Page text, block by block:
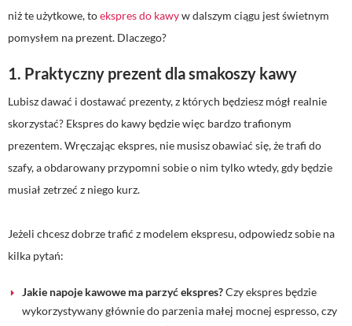
niż te użytkowe, toekspres do kawyw dalszym ciągu jest świetnym
pomysłem na prezent. Dlaczego?
1. Praktyczny prezent dla smakoszy kawy
Lubisz dawać i dostawać prezenty, z których będziesz mógł realnie
skorzystać? Ekspres do kawy będzie więc bardzo trafionym
prezentem. Wręczając ekspres, nie musisz obawiać się, że trafi do
szafy, a obdarowany przypomni sobie o nim tylko wtedy, gdy będzie
musiał zetrzeć z niego kurz.
Jeżeli chcesz dobrze trafić z modelem ekspresu, odpowiedz sobie na
kilka pytań:
Jakie napoje kawowe ma parzyć ekspres?Czy ekspres będzie
wykorzystywany głównie do parzenia małej mocnej espresso, czy